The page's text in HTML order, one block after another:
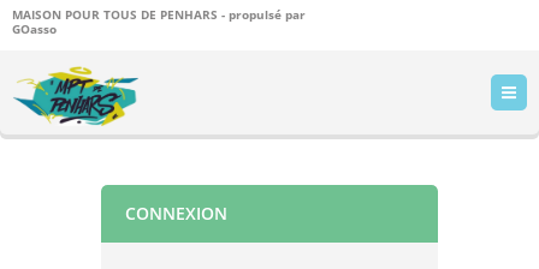
MAISON POUR TOUS DE PENHARS - propulsé par
GOasso
CONNEXION